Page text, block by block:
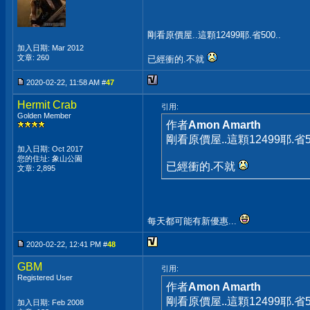
加入日期: Mar 2012
文章: 260
剛看原價屋..這顆12499耶.省500..
已經衝的.不就
2020-02-22, 11:58 AM #47
Hermit Crab
Golden Member
加入日期: Oct 2017
您的住址: 象山公園
文章: 2,895
引用:
作者Amon Amarth
剛看原價屋..這顆12499耶.省
已經衝的.不就
每天都可能有新優惠...
2020-02-22, 12:41 PM #48
GBM
Registered User
加入日期: Feb 2008
引用:
作者Amon Amarth
剛看原價屋..這顆12499耶.省